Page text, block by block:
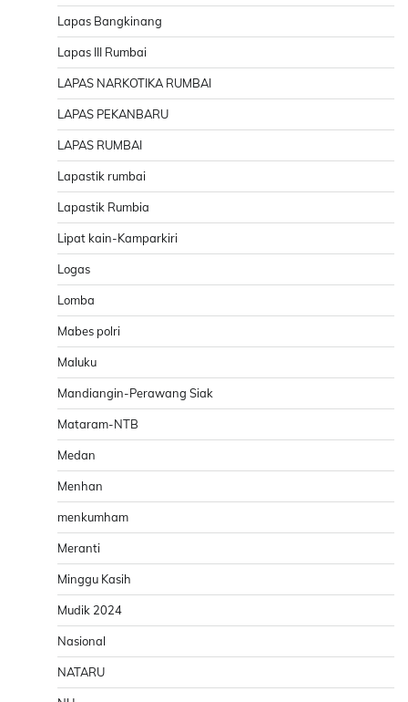
Lapas Bangkinang
Lapas III Rumbai
LAPAS NARKOTIKA RUMBAI
LAPAS PEKANBARU
LAPAS RUMBAI
Lapastik rumbai
Lapastik Rumbia
Lipat kain-Kamparkiri
Logas
Lomba
Mabes polri
Maluku
Mandiangin-Perawang Siak
Mataram-NTB
Medan
Menhan
menkumham
Meranti
Minggu Kasih
Mudik 2024
Nasional
NATARU